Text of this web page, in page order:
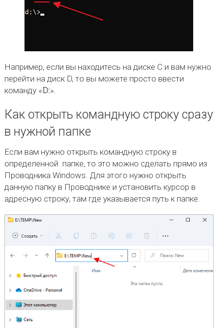
Например, если вы находитесь на диске C и вам нужно
перейти на диск D, то вы можете просто ввести
команду «D:».
Как открыть командную строку сразу
в нужной папке
Если вам нужно открыть командную строку в
определенной папке, то это можно сделать прямо из
Проводника Windows. Для этого нужно открыть
данную папку в Проводнике и установить курсор в
адресную строку, там где указывается путь к папке.